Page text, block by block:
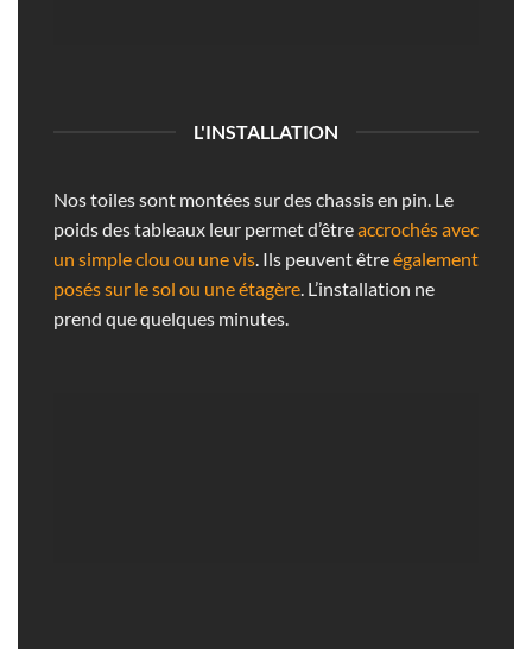
L'INSTALLATION
Nos toiles sont montées sur des chassis en pin. Le
poids des tableaux leur permet d’êtreaccrochés avec
un simple clou ou une vis. Ils peuvent êtreégalement
posés sur le sol ou une étagère. L’installation ne
prend que quelques minutes.